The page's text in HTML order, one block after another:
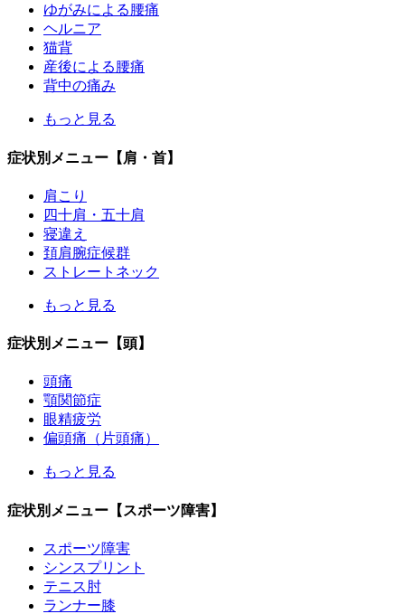
ゆがみによる腰痛
ヘルニア
猫背
産後による腰痛
背中の痛み
もっと見る
症状別メニュー【肩・首】
肩こり
四十肩・五十肩
寝違え
頚肩腕症候群
ストレートネック
もっと見る
症状別メニュー【頭】
頭痛
顎関節症
眼精疲労
偏頭痛（片頭痛）
もっと見る
症状別メニュー【スポーツ障害】
スポーツ障害
シンスプリント
テニス肘
ランナー膝